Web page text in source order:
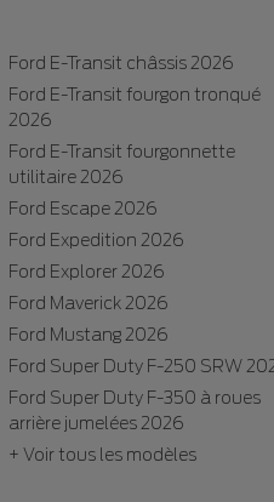
Ford E-Transit châssis 2026
Ford E-Transit fourgon tronqué
2026
Ford E-Transit fourgonnette
utilitaire 2026
Ford Escape 2026
Ford Expedition 2026
Ford Explorer 2026
Ford Maverick 2026
Ford Mustang 2026
Ford Super Duty F-250 SRW
Ford Super Duty F-350 à roues
arrière jumelées 2026
+ Voir tous les modèles